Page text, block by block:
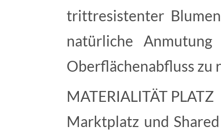
trittresistenter
natürliche
Oberflächenabfluss zu
MATERIALITÄT PLATZ
Marktplatz und